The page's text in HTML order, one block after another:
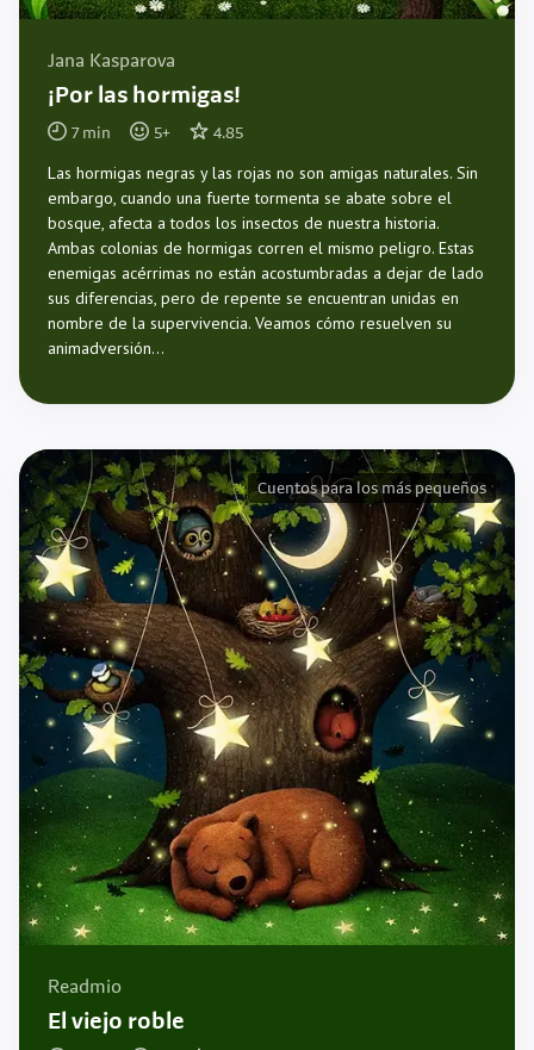
Jana Kasparova
¡Por las hormigas!
7min 5+ 4.85
Las hormigas negras y las rojas no son amigas naturales. Sin
embargo, cuando una fuerte tormenta se abate sobre el
bosque, afecta a todos los insectos de nuestra historia.
Ambas colonias de hormigas corren el mismo peligro. Estas
enemigas acérrimas no están acostumbradas a dejar de lado
sus diferencias, pero de repente se encuentran unidas en
nombre de la supervivencia. Veamos cómo resuelven su
animadversión...
Readmio
El viejo roble
Cuentos para los más pequeños